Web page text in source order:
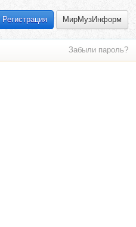
Регистрация МирМузИнформ
Забыли пароль?